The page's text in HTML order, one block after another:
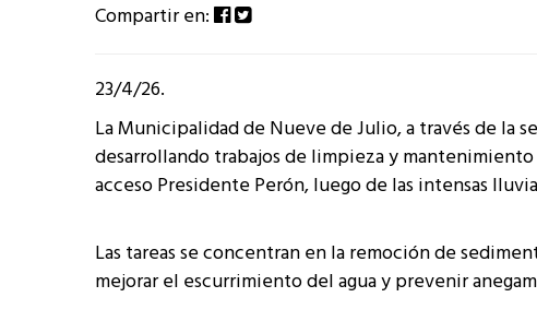
Compartir en:
23/4/26.
La Municipalidad de Nueve de Julio, a través de la
desarrollando trabajos de limpieza y
acceso Presidente Perón, luego de las intensas
Las tareas se concentran en la remoción de
mejorar el escurrimiento del agua y prevenir